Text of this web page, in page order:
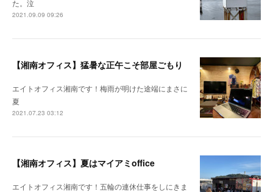
た。泣
2021.09.09 09:26
【湘南オフィス】猛暑な正午こそ部屋ごもり
エイトオフィス湘南です！梅雨が明けた途端にまさに
夏
2021.07.23 03:12
【湘南オフィス】夏はマイアミoffice
エイトオフィス湘南です！五輪の連休仕事をしにきま